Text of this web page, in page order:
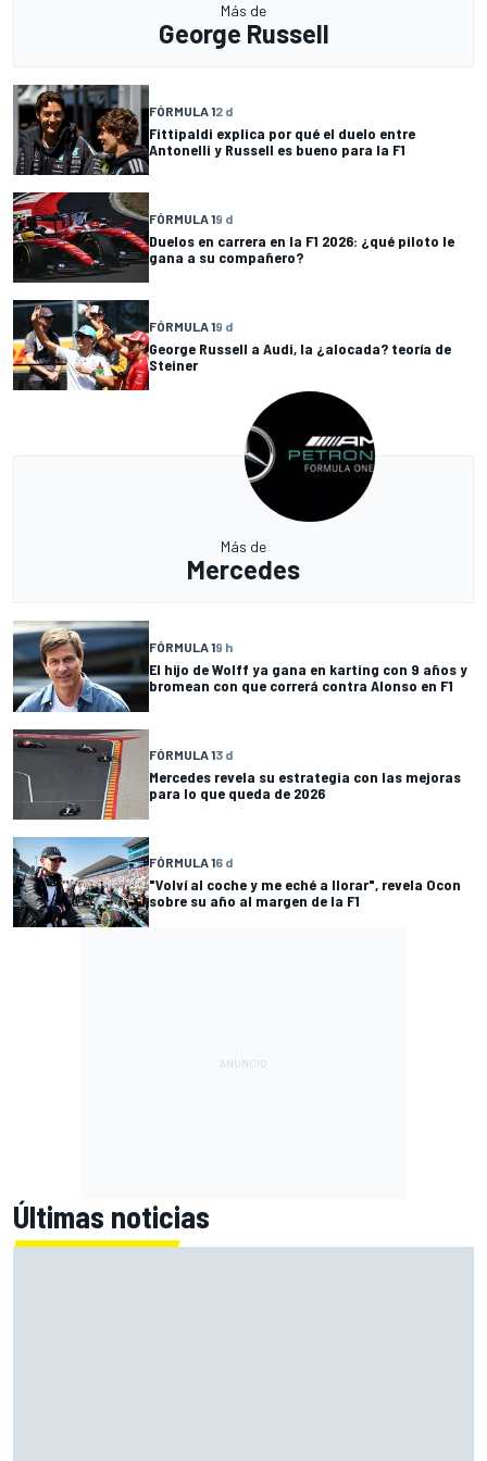
Más de
George Russell
FÓRMULA 12 d
Fittipaldi explica por qué el duelo entre
Antonelli y Russell es bueno para la F1
FÓRMULA 19 d
Duelos en carrera en la F1 2026: ¿qué piloto le
gana a su compañero?
FÓRMULA 19 d
George Russell a Audi, la ¿alocada? teoría de
Steiner
Más de
Mercedes
FÓRMULA 19 h
El hijo de Wolff ya gana en karting con 9 años y
bromean con que correrá contra Alonso en F1
FÓRMULA 13 d
Mercedes revela su estrategia con las mejoras
para lo que queda de 2026
FÓRMULA 16 d
"Volví al coche y me eché a llorar", revela Ocon
sobre su año al margen de la F1
Últimas noticias